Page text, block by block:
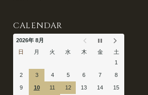
CALENDAR
2026年 8月
日
月 火 水 木 金
土
1
2 3 4 5 6 7 8
9 10 11 12 13 14 15